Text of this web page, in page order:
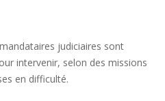
judiciaires sont
intervenir, selon des missions
en difficulté.